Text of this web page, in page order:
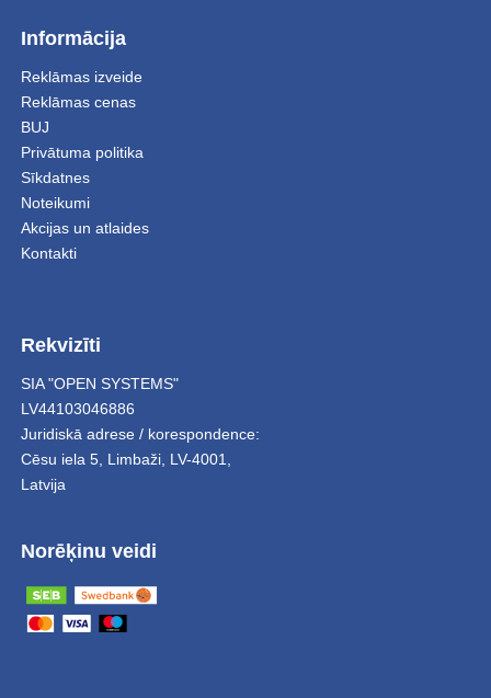
Informācija
Reklāmas izveide
Reklāmas cenas
BUJ
Privātuma politika
Sīkdatnes
Noteikumi
Akcijas un atlaides
Kontakti
Rekvizīti
SIA "OPEN SYSTEMS"
LV44103046886
Juridiskā adrese / korespondence:
Cēsu iela 5, Limbaži, LV-4001,
Latvija
Norēķinu veidi